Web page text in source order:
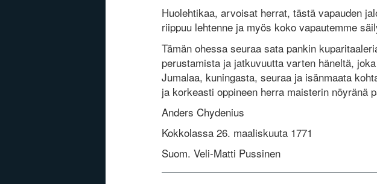
Huolehtikaa, arvoisat herrat, tästä vapauden
riippuu lehtenne ja myös koko vapautemme
Tämän ohessa seuraa sata pankin
perustamista ja jatkuvuutta varten häneltä,
Jumalaa, kuningasta, seuraa ja isänmaata
ja korkeasti oppineen herra maisterin nöyränä
Anders Chydenius
Kokkolassa 26. maaliskuuta 1771
Suom. Veli-Matti Pussinen